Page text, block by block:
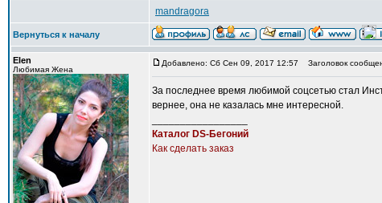
mandragora
Вернуться к началу
Elen
Любимая Жена
Добавлено: Сб Сен 09, 2017 12:57 Заголовок
За последнее время любимой соцсетью стал
вернее, она не казалась мне интересной.
Каталог DS-Бегоний
Как сделать заказ